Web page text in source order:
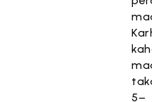
5–